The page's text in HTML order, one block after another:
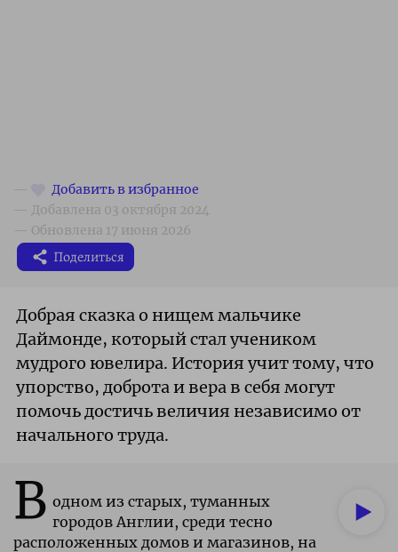
Поделиться
Добрая сказка о нищем мальчике
Даймонде, который стал учеником
мудрого ювелира. История учит тому, что
упорство, доброта и вера в себя могут
помочь достичь величия независимо от
начального труда.
В одном из старых, туманных
городов Англии, среди тесно
расположенных домов и магазинов, на